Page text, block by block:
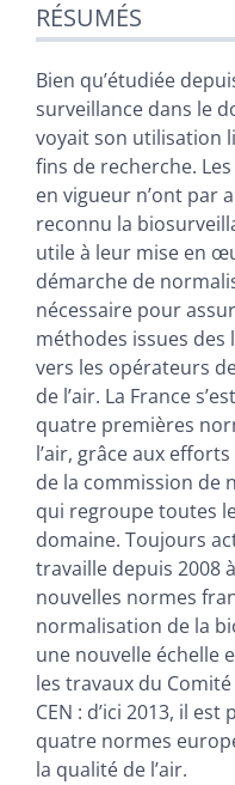
Index
Texte
Citer cet article
Auteurs
RÉSUMÉS
Bien qu’étudiée
surveillance dans le
voyait son utilisation
fins de recherche.
en vigueur n’ont par
reconnu la
utile à leur mise en
démarche de
nécessaire pour
méthodes issues
vers les opérateurs
de l’air. La France
quatre premières
l’air, grâce aux
de la commission de
qui regroupe toutes
domaine. Toujours
travaille depuis 2008
nouvelles normes
normalisation de la
une nouvelle échelle
les travaux du
CEN : d’ici 2013, il
quatre normes
la qualité de l’air.